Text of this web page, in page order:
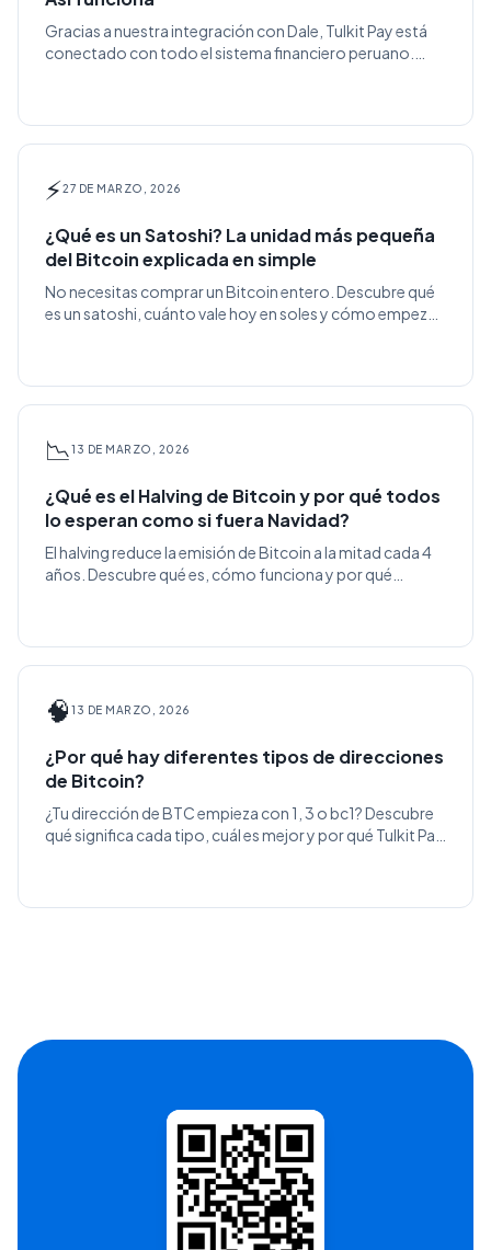
Gracias a nuestra integración con Dale, Tulkit Pay está
conectado con todo el sistema financiero peruano.
⚡27 DE MARZO, 2026
¿Qué es un Satoshi? La unidad más pequeña
del Bitcoin explicada en simple
No necesitas comprar un Bitcoin entero. Descubre qué
es un satoshi, cuánto vale hoy en soles y cómo empezar
📉13 DE MARZO, 2026
¿Qué es el Halving de Bitcoin y por qué todos
lo esperan como si fuera Navidad?
El halving reduce la emisión de Bitcoin a la mitad cada 4
años. Descubre qué es, cómo funciona y por qué
🧠 13 DE MARZO, 2026
¿Por qué hay diferentes tipos de direcciones
de Bitcoin?
¿Tu dirección de BTC empieza con 1, 3 o bc1? Descubre
qué significa cada tipo, cuál es mejor y por qué Tulkit Pay